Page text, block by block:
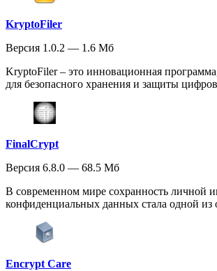
KryptoFiler
Версия 1.0.2 — 1.6 Мб
KryptoFiler – это инновационная
для безопасного хранения и защиты
FinalCrypt
Версия 6.8.0 — 68.5 Мб
В современном мире сохранность личной
конфиденциальных данных стала одной из
Encrypt Care